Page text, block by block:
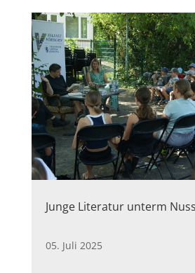
Junge Literatur unterm
05. Juli 2025